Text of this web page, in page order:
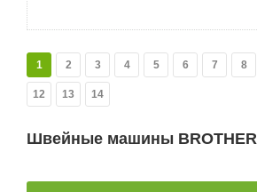
1 2 3 4 5 6 7 8
12 13 14
Швейные машины BROTHER